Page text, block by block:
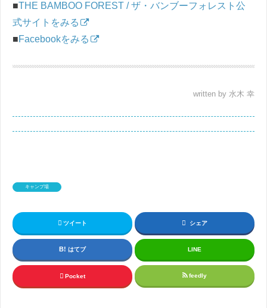
■THE BAMBOO FOREST / ザ・バンブーフォレスト公
式サイトをみる
■Facebookをみる
written by 水木 幸
キャンプ場
ツイート シェア
はてブ LINE
Pocket feedly